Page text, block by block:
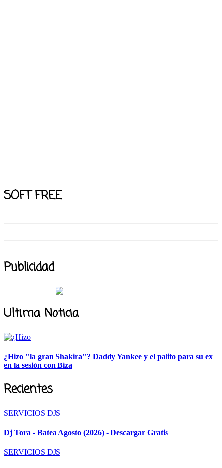
SOFT FREE
Publicidad
Ultima Noticia
¿Hizo "la gran Shakira"? Daddy Yankee y el palito para su ex
en la sesión con Biza
Recientes
SERVICIOS DJS
Dj Tora - Batea Agosto (2026) - Descargar Gratis
SERVICIOS DJS